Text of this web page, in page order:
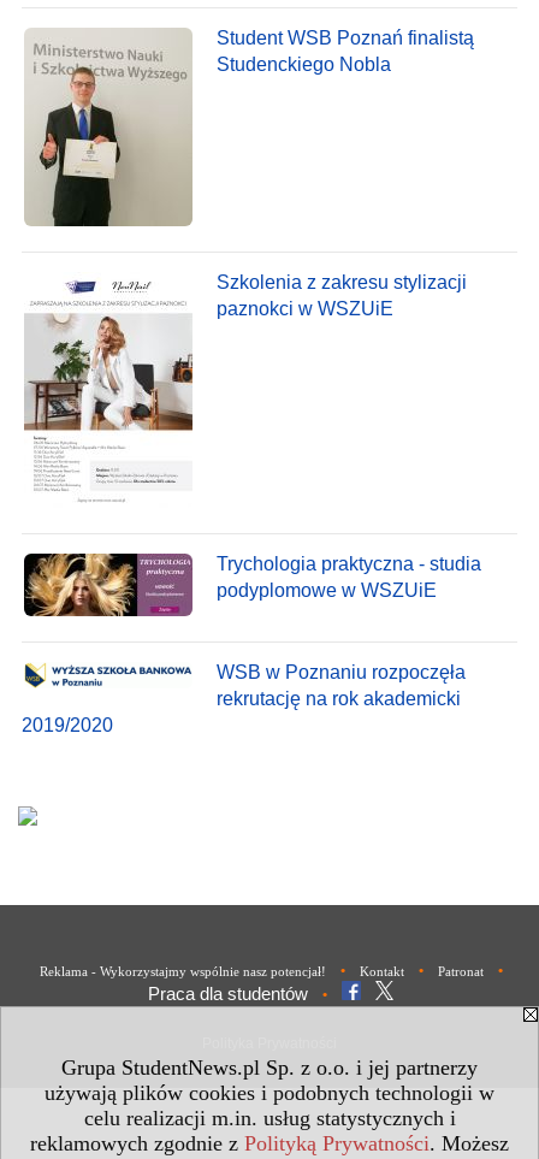
Grupa StudentNews.pl Sp. z o.o. i jej partnerzy
używają plików cookies i podobnych technologii w
celu realizacji m.in. usług statystycznych i
reklamowych zgodnie z Polityką Prywatności. Możesz
Student WSB Poznań finalistą
Studenckiego Nobla
Szkolenia z zakresu stylizacji
paznokci w WSZUiE
Trychologia praktyczna - studia
podyplomowe w WSZUiE
WSB w Poznaniu rozpoczęła
rekrutację na rok akademicki
2019/2020
Reklama - Wykorzystajmy wspólnie nasz potencjał! • Kontakt • Patronat •
Praca dla studentów •